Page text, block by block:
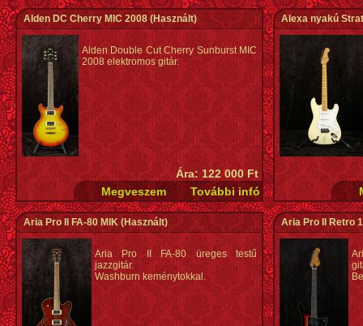
Alden DC Cherry MIC 2008(Használt)
Alden Double Cut Cherry Sunburst MIC
2008 elektromos gitár.
Ára: 122 000 Ft
Alexa nyakú
Aria Pro II FA-80 MIK (Használt)
Aria Pro II FA-80 üreges testű
jazzgitár.
Washburn keménytokkal.
Aria Pro II Retro